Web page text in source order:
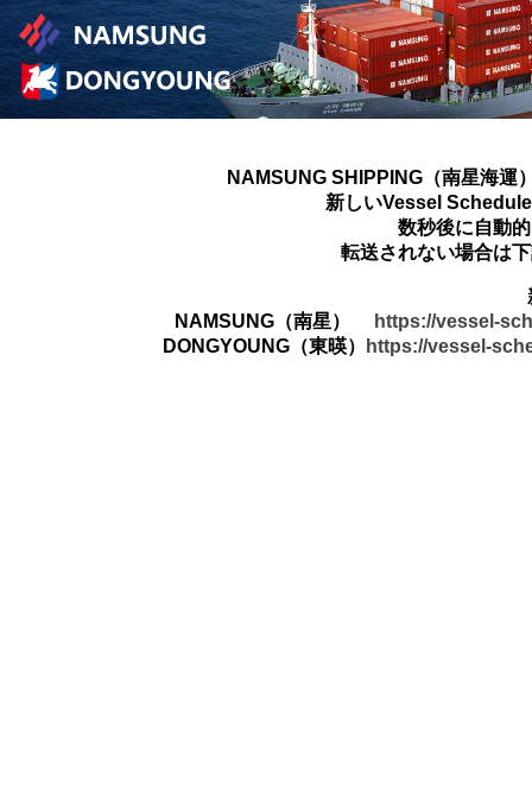
NAMSUNG SHIPPING（南星海運
新しいVessel
数秒後に自動
転送されない場合は
NAMSUNG（南星）
https://vessel-
DONGYOUNG（東暎）
https://vessel-